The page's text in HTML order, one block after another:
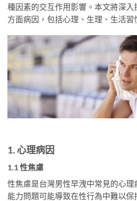
種因素的交互作用影響。本文將深
方面病因，包括心理、生理、生活習
1. 心理病因
1.1 性焦慮
性焦慮是台灣男性早洩中常見的心
能力問題可能導致在性行為中難以保